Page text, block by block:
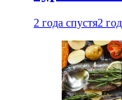
2 года спустя2